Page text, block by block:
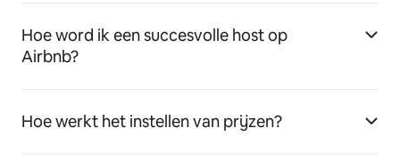
Hoe word ik een succesvolle host op
Airbnb?
Hoe werkt het instellen van prijzen?